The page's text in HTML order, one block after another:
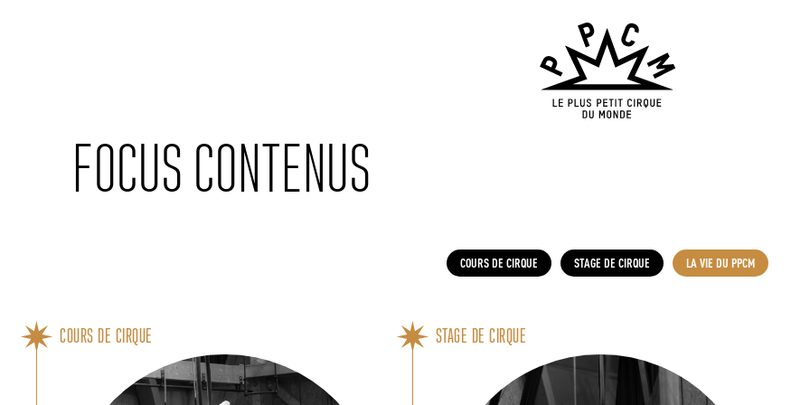
FOCUS CONTENUS
COURS DE CIRQUE STAGE DE CIRQUE LA VIE DU PPCM
COURS DE CIRQUE STAGE DE CIRQUE